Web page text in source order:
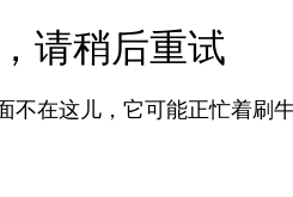
请稍后重试
不在这儿，它可能正忙着刷